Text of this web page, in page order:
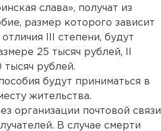
слава», получат из
размер которого зависит
III степени, будут
25 тысяч рублей, II
тысяч рублей.
будут приниматься в
жительства.
организации почтовой связи
В случае смерти